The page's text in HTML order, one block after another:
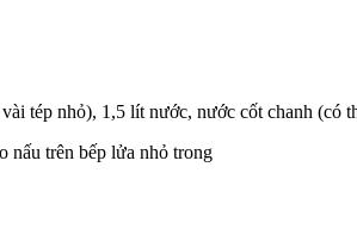
tép nhỏ), 1,5 lít nước, nước cốt chanh (có
nấu trên bếp lửa nhỏ trong